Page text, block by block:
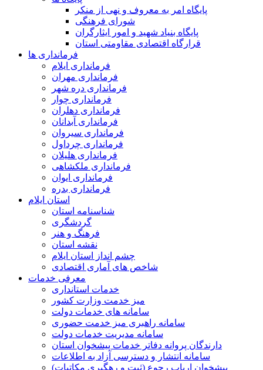
پایگاه امر به معروف و نهی از منکر
شورای فرهنگی
پایگاه بنیاد شهید و امور ایثارگران
قرارگاه اقتصادی مقاومتی استان
فرمانداری ها
فرمانداری ایلام
فرمانداری مهران
فرمانداری دره شهر
فرمانداری چوار
فرمانداری دهلران
فرمانداری آبدانان
فرمانداری سیروان
فرمانداری چرداول
فرمانداری هلیلان
فرمانداری ملکشاهی
فرمانداری ایوان
فرمانداری بدره
استان ایلام
شناسنامه استان
گردشگری
فرهنگ و هنر
نقشه استان
چشم انداز استان ایلام
شاخص های آماری اقتصادی
معرفی خدمات
خدمات استانداری
میز خدمت وزارت کشور
سامانه های خدمات دولت
سامانه راهبری میز خدمت حضوری
سامانه مدیریت خدمات دولت
دارندگان پروانه دفاتر خدمات پیشخوان استان
سامانه انتشار و دسترسی آزاد به اطلاعات
پیشخوان ارباب رجوع (ثبت و رهگیری مکاتبات)